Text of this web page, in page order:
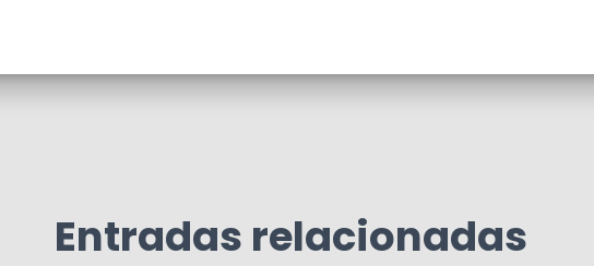
Entradas relacionadas